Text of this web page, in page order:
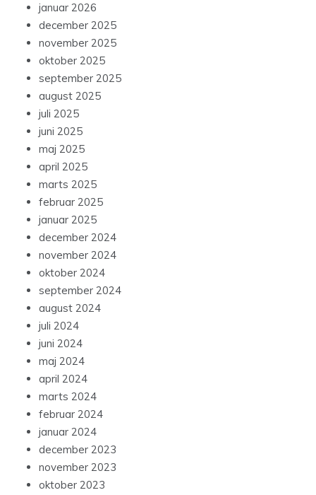
januar 2026
december 2025
november 2025
oktober 2025
september 2025
august 2025
juli 2025
juni 2025
maj 2025
april 2025
marts 2025
februar 2025
januar 2025
december 2024
november 2024
oktober 2024
september 2024
august 2024
juli 2024
juni 2024
maj 2024
april 2024
marts 2024
februar 2024
januar 2024
december 2023
november 2023
oktober 2023